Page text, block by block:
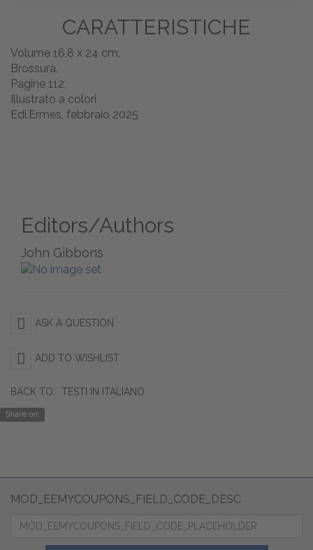
CARATTERISTICHE
Volume 16,8 x 24 cm,
Brossura,
Pagine 112,
Illustrato a colori
Edi.Ermes, febbraio 2025
Editors/Authors
John Gibbons
ASK A QUESTION
ADD TO WISHLIST
BACK TO: TESTI IN ITALIANO
Share on:
MOD_EEMYCOUPONS_FIELD_CODE_DESC